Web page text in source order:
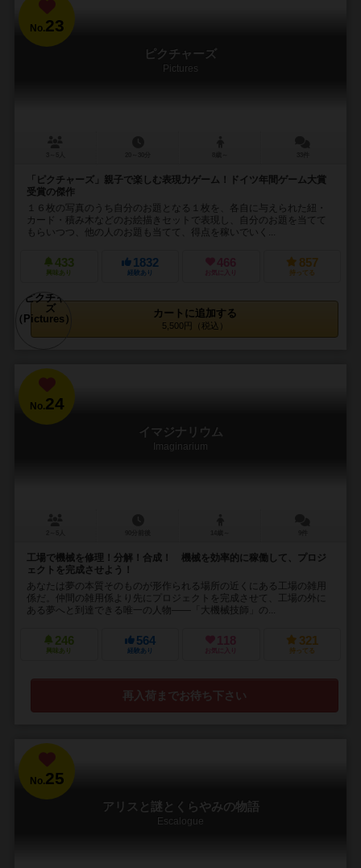
No.23
ピクチャーズ
Pictures
「ピクチャーズ」親子で楽しむ表現力ゲーム！ドイツ年間ゲーム大賞
受賞の傑作
１６枚の写真のうち自分のお題となる１枚を、各自に与えられた紐・
カード・積み木などのお絵描きセットで表現し、自分のお題を当てて
もらいつつ、他の人のお題も当てて、得点を稼いでいく...
433
興味あり
1832
経験あり
466
お気に入り
857
持ってる
カートに追加する
5,500円（税込）
No.24
イマジナリウム
Imaginarium
工場で機械を修理！分解！合成！ 機械を効率的に稼働して、プロジ
ェクトを完成させよう！
あなたは夢の本質そのものが形作られる場所の近くにある工場の雑用
係だ。仲間の雑用係より先にプロジェクトを完成させて、工場の外に
ある夢へと到達できる唯一の人物――「大機械技師」の...
246
興味あり
564
経験あり
118
お気に入り
321
持ってる
再入荷までお待ち下さい
No.25
アリスと謎とくらやみの物語
Escalogue